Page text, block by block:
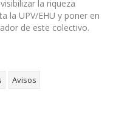
la riqueza
la UPV/EHU y poner en
de este colectivo.
Avisos